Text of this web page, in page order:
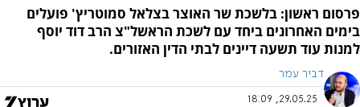
פרסום ראשון: בלשכת שר האוצר בצלאל סמוטריץ' פועלים
בימים האחרונים ביחד עם לשכת הראשל"צ הרב דוד יוסף
למנות עוד תשעה דיינים לבתי הדין האזורים.
דביר עמר
29.05.25, 18:09